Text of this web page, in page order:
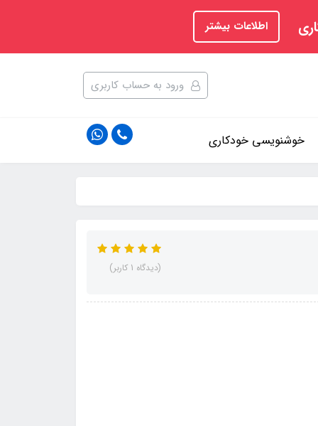
اطلاعات بیشتر
ورود به حساب کاربری
خوشنویسی خودکاری
(دیدگاه 1 کاربر)